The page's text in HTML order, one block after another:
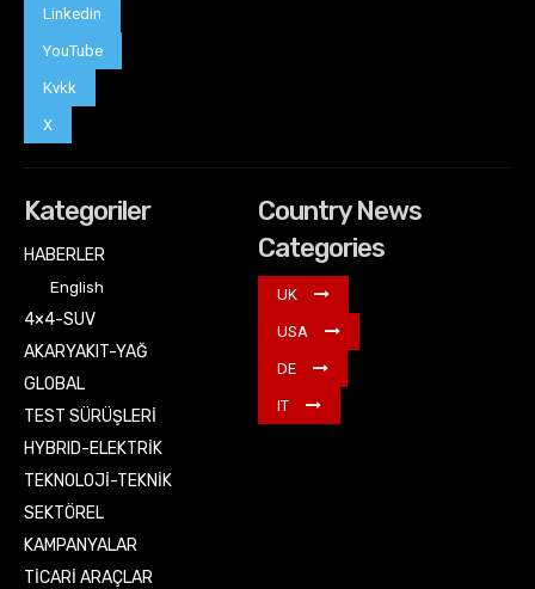
Linkedin
YouTube
Kvkk
X
Kategoriler
HABERLER
English
4×4-SUV
AKARYAKIT-YAĞ
GLOBAL
TEST SÜRÜŞLERİ
HYBRID-ELEKTRİK
TEKNOLOJİ-TEKNİK
SEKTÖREL
KAMPANYALAR
TİCARİ ARAÇLAR
Country News
Categories
UK
USA
DE
IT